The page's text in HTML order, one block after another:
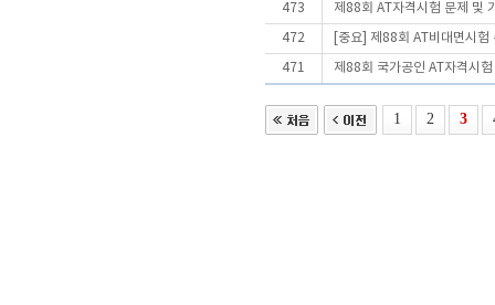
473 제88회 AT자격시험 문제 및
472 [중요] 제88회 AT비대면시험
471 제88회 국가공인 AT자격시
1 2 3